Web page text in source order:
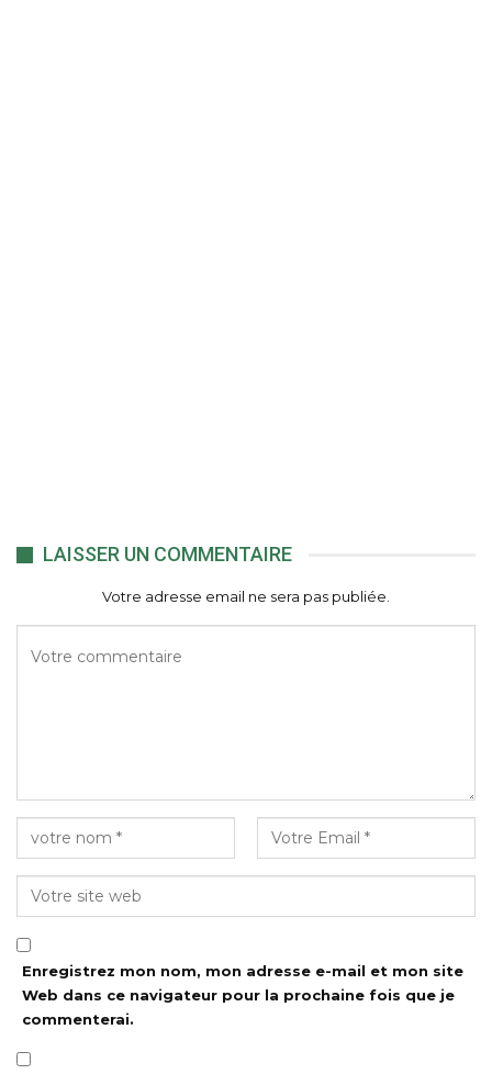
LAISSER UN COMMENTAIRE
Votre adresse email ne sera pas publiée.
Enregistrez mon nom, mon adresse e-mail et mon site
Web dans ce navigateur pour la prochaine fois que je
commenterai.